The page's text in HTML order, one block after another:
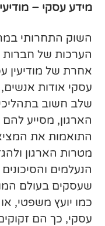
מידע עסקי –
השוק התחרותי
הערכות של חברות
אחרת של מודיעין
עסקי אודות
שלב חשוב
הארגון, מסייע להם
התואמות את
מטרות הארגון
הנעלמים
שעסקים בעולם
כמו יועץ משפטי, או
עסקי, כך הם זקוקים